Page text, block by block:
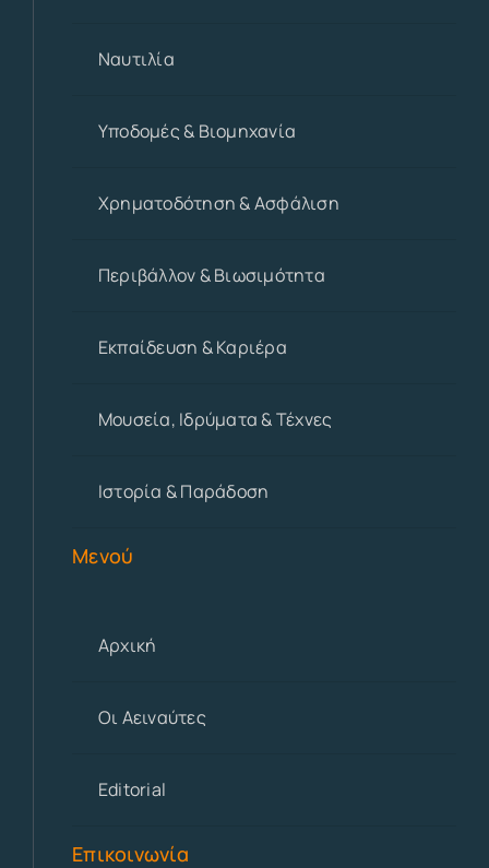
Ναυτιλία
Υποδομές & Βιομηχανία
Χρηματοδότηση & Ασφάλιση
Περιβάλλον & Βιωσιμότητα
Εκπαίδευση & Καριέρα
Μουσεία, Ιδρύματα & Τέχνες
Ιστορία & Παράδοση
Μενού
Αρχική
Οι Αειναύτες
Editorial
Επικοινωνία